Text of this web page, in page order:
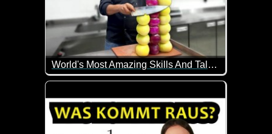
World's Most Amazing Skills And Talent...
Diese Leute haben alle besondere Fähigkeiten